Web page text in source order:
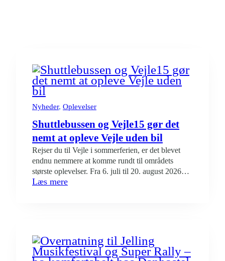
Nyheder, Oplevelser
Shuttlebussen og Vejle15 gør det
nemt at opleve Vejle uden bil
Rejser du til Vejle i sommerferien, er det blevet
endnu nemmere at komme rundt til områdets
største oplevelser. Fra 6. juli til 20. august 2026
kører den populære shuttlebus igen mellem flere af
Læs mere:
nemt
at